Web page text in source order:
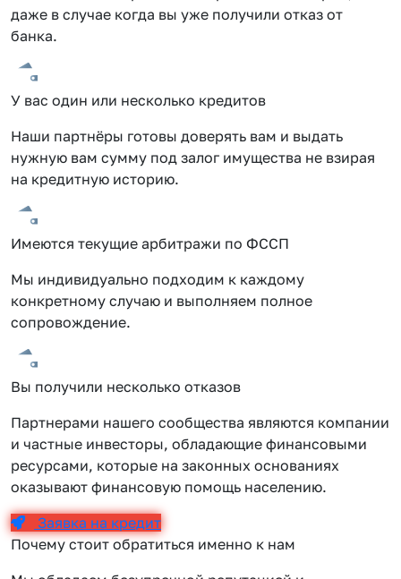
даже в случае когда вы уже получили отказ от
банка.
У вас один или несколько кредитов
Наши партнёры готовы доверять вам и выдать
нужную вам сумму под залог имущества не взирая
на кредитную историю.
Имеются текущие арбитражи по ФССП
Мы индивидуально подходим к каждому
конкретному случаю и выполняем полное
сопровождение.
Вы получили несколько отказов
Партнерами нашего сообщества являются компании
и частные инвесторы, обладающие финансовыми
ресурсами, которые на законных основаниях
оказывают финансовую помощь населению.
Заявка на кредит
Почему стоит обратиться именно к нам